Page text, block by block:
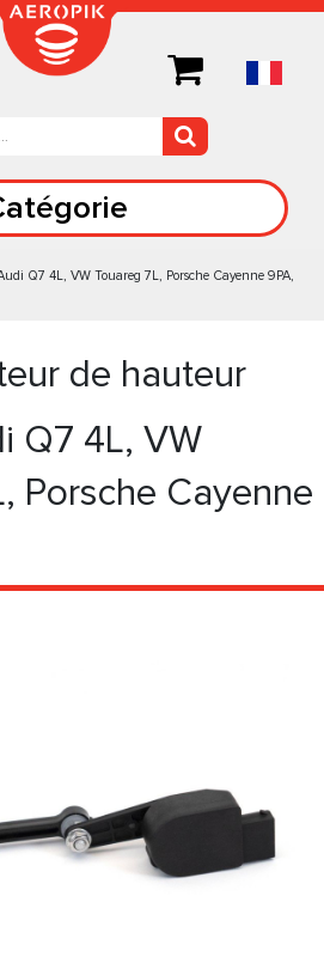
Q7 4L, VW Touareg 7L, Porsche Cayenne 9PA,
de hauteur
Q7 4L, VW
Porsche Cayenne